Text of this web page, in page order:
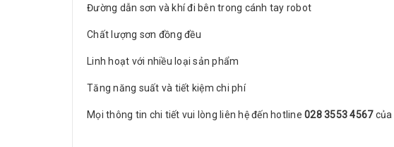
Đường dẫn sơn và khí đi bên trong cánh tay robot
Chất lượng sơn đồng đều
Linh hoạt với nhiều loại sản phẩm
Tăng năng suất và tiết kiệm chi phí
Mọi thông tin chi tiết vui lòng liên hệ đến hotline 028 3553 4567của